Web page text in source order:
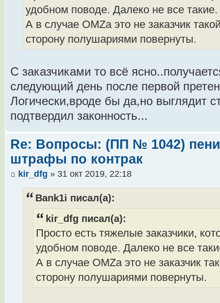
удобном поводе. Далеко не все такие.
А в случае OMZа это не заказчик
сторону полушариями повернуты.
С заказчиками то всё
следующий день после первой
Логически,вроде бы да,но выглядит
подтвердил законность...
Re: Вопросы: (ПП № 1042)
штрафы по контрак
kir_dfg » 31 окт 2019, 22:18
Bank1i писал(а):
kir_dfg писал(а):
Просто есть тяжелые заказчики,
удобном поводе. Далеко не все
А в случае OMZа это не заказчик
сторону полушариями повернуты.